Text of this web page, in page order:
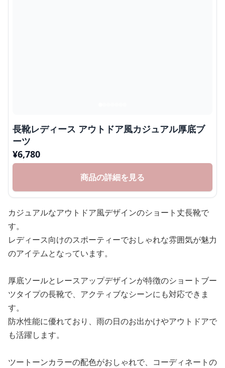
長靴レディース アウトドア風カジュアル厚底ブ
ーツ
¥6,780
商品の詳細を見る
カジュアルなアウトドア風デザインのショート丈長靴で
す。
レディース向けのスポーティーでおしゃれな雰囲気が魅力
のアイテムとなっています。
厚底ソールとレースアップデザインが特徴のショートブー
ツタイプの長靴で、アクティブなシーンにも対応できま
す。
防水性能に優れており、雨の日のお出かけやアウトドアで
も活躍します。
ツートーンカラーの配色がおしゃれで、コーディネートの